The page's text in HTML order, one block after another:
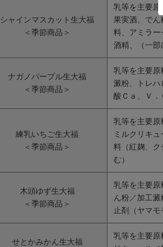
シャインマスカット生大福
＜季節商品＞
乳等を主要原
果実酒、でん
料、アミラー
酒精、（一部
ナガノパープル生大福
＜季節商品＞
乳等を主要原
澱粉、トレハ
酸Ｃａ、Ｖ．
練乳いちご生大福
＜季節商品＞
乳等を主要原
ミルクリキ
料（紅麹、ク
む）
木頭ゆず生大福
＜季節商品＞
乳等を主要原
ん粉／加工
止剤（ヤマ
せとかみかん生大福
乳等を主要原